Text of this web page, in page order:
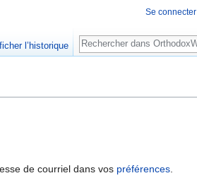
de courriel dans vos préférences
Se connecter
l’historique
Rechercher